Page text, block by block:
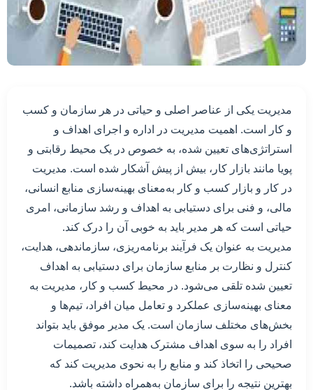
مدیریت یکی از عناصر اصلی و حیاتی در هر سازمان و کسب
و کار است. اهمیت مدیریت در اداره و اجرای اهداف و
استراتژی‌های تعیین شده، به خصوص در یک محیط رقابتی و
پویا مانند بازار کار، بیش از پیش آشکار شده است. مدیریت
در کار و بازار کسب و کار به‌معنای بهینه‌سازی منابع انسانی،
مالی، و فنی برای دستیابی به اهداف و رشد سازمانی، امری
حیاتی است که هر مدیر باید به خوبی آن را درک کند.
مدیریت به عنوان یک فرآیند برنامه‌ریزی، سازماندهی، هدایت،
کنترل و نظارت بر منابع سازمان برای دستیابی به اهداف
تعیین شده تلقی می‌شود. در محیط کسب و کار، مدیریت به
معنای بهینه‌سازی عملکرد و تعامل میان افراد، تیم‌ها و
بخش‌های مختلف سازمان است. یک مدیر موفق باید بتواند
افراد را به سوی اهداف مشترک هدایت کند، تصمیمات
صحیحی را اتخاذ کند و منابع را به نحوی مدیریت کند که
بهترین نتیجه را برای سازمان به‌همراه داشته باشد.